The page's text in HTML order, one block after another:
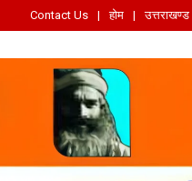
Contact Us होम उत्तराखण्ड